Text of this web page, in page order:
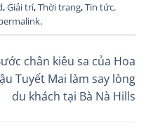
,Giải trí,Thời trang,Tin tức.
.
chân kiêu sa của Hoa
Tuyết Mai làm say lòng
du khách tại Bà Nà Hills